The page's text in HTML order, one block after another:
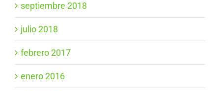
septiembre 2018
julio 2018
febrero 2017
enero 2016